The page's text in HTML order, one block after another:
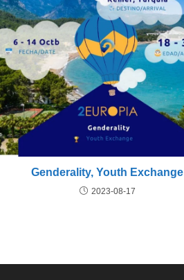
Genderality, Youth Exchange
2023-08-17